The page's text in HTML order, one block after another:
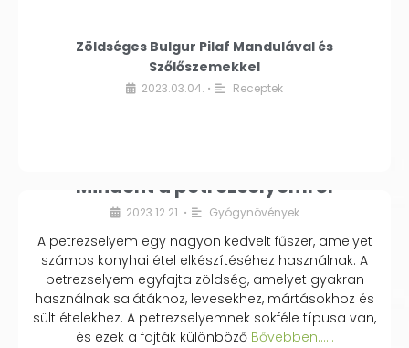
Zöldséges Bulgur Pilaf Mandulával és
Szőlőszemekkel
2023.03.04. • Receptek
Mindent a petrezselyemről
2023.12.21. • Gyógynövények
A petrezselyem egy nagyon kedvelt fűszer, amelyet
számos konyhai étel elkészítéséhez használnak. A
petrezselyem egyfajta zöldség, amelyet gyakran
használnak salátákhoz, levesekhez, mártásokhoz és
sült ételekhez. A petrezselyemnek sokféle típusa van,
és ezek a fajták különbözőBővebben...…